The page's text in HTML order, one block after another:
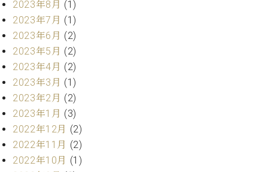
サ
ー
ト
ア
ッ
ラ
イ
ト
ピ
ア
ノ
室
愛
用
者
の
声
楽
教
展
示
情
報
ホー
スタ
ジオ
レン
タル
ホー
ル・
2023年8月 (1)
2023年7月 (1)
2023年6月 (2)
2023年5月 (2)
2023年4月 (2)
2023年3月 (1)
2023年2月 (2)
2023年1月 (3)
2022年12月 (2)
2022年11月 (2)
2022年10月 (1)